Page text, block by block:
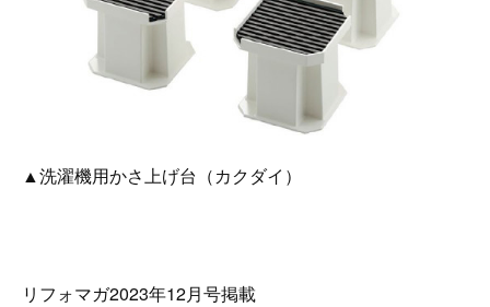
▲洗濯機用かさ上げ台（カクダイ）
リフォマガ2023年12月号掲載